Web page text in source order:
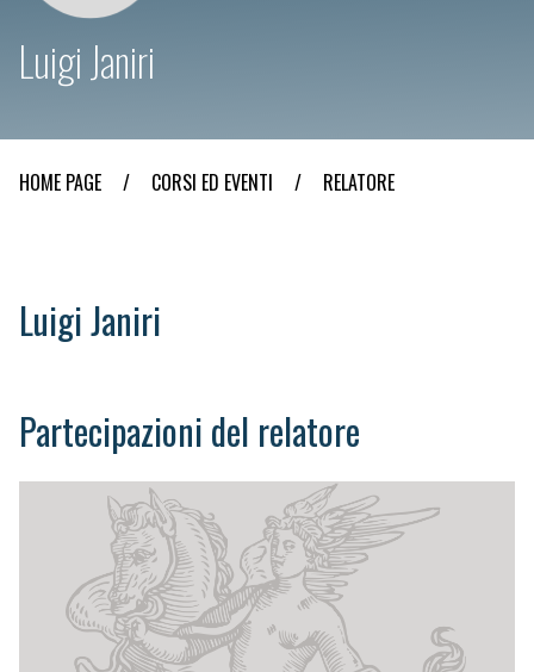
Luigi Janiri
HOME PAGE / CORSI ED EVENTI / RELATORE
Luigi Janiri
Partecipazioni del relatore